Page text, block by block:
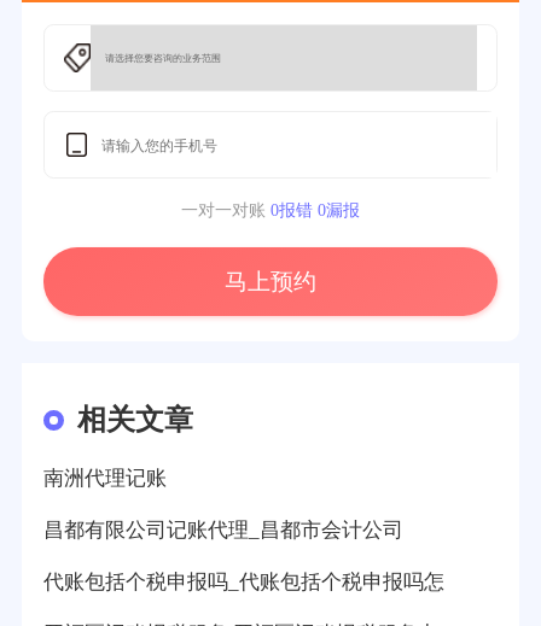
一对一对账 0报错 0漏报
马上预约
相关文章
南洲代理记账
昌都有限公司记账代理_昌都市会计公司
代账包括个税申报吗_代账包括个税申报吗怎